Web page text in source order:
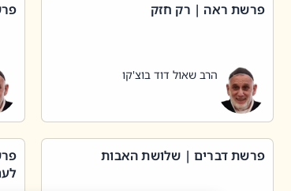
פרשת ראה | רק חזק
הרב שאול דוד בוצ'קו
פרשת דברים | שלושת האבות